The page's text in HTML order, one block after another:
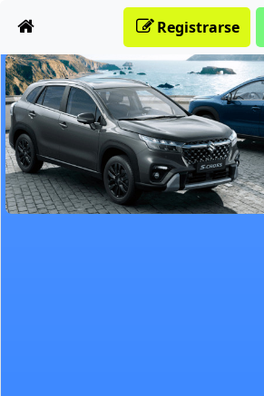
Registrarse